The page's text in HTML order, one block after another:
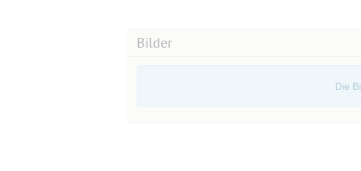
Bilder
Die